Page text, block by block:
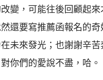
變，可能往後回顧起
還要寫推薦函報名的
未來發光；也謝謝辛
你們的愛說不盡，哈。